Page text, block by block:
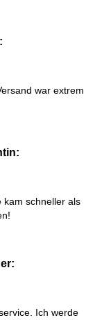
war extrem
kam schneller als
Ich werde